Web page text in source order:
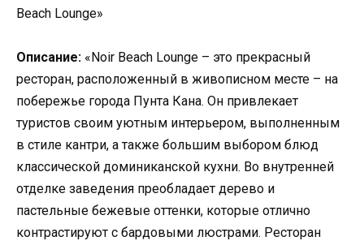
Beach Lounge»
Описание: «Noir Beach Lounge – это прекрасный
ресторан, расположенный в живописном месте – на
побережье города Пунта Кана. Он привлекает
туристов своим уютным интерьером, выполненным
в стиле кантри, а также большим выбором блюд
классической доминиканской кухни. Во внутренней
отделке заведения преобладает дерево и
пастельные бежевые оттенки, которые отлично
контрастируют с бардовыми люстрами. Ресторан